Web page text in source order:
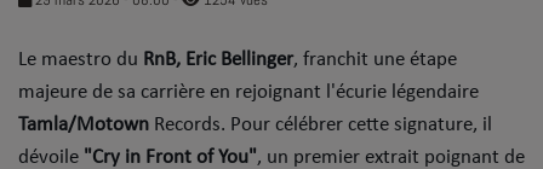
Dans la Street
C quoi ton Actu ?
​Le maestro du RnB, Eric Bellinger, franchit une étape
majeure de sa carrière en rejoignant l'écurie légendaire
Tamla/Motown Records. Pour célébrer cette signature, il
dévoile "Cry in Front of You", un premier extrait poignant de